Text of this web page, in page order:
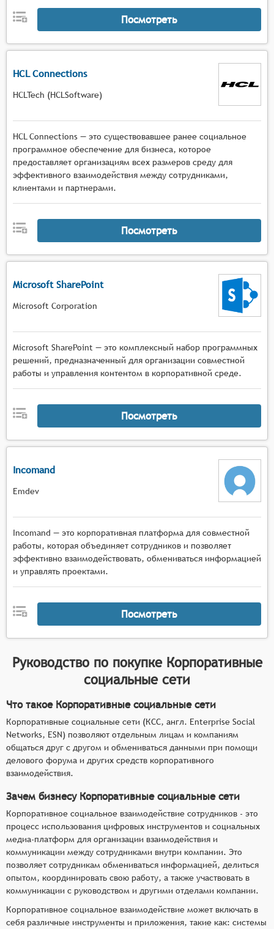
Посмотреть
HCL Connections
HCLTech (HCLSoftware)
HCL Connections — это существовавшее ранее социальное
программное обеспечение для бизнеса, которое
предоставляет организациям всех размеров среду для
эффективного взаимодействия между сотрудниками,
клиентами и партнерами.
Посмотреть
Microsoft SharePoint
Microsoft Corporation
Microsoft SharePoint — это комплексный набор программных
решений, предназначенный для организации совместной
работы и управления контентом в корпоративной среде.
Посмотреть
Incomand
Emdev
Incomand — это корпоративная платформа для совместной
работы, которая объединяет сотрудников и позволяет
эффективно взаимодействовать, обмениваться информацией
и управлять проектами.
Посмотреть
Руководство по покупке Корпоративные
социальные сети
Что такое Корпоративные социальные сети
Корпоративные социальные сети (КСС, англ. Enterprise Social
Networks, ESN) позволяют отдельным лицам и компаниям
общаться друг с другом и обмениваться данными при помощи
делового форума и других средств корпоративного
взаимодействия.
Зачем бизнесу Корпоративные социальные сети
Корпоративное социальное взаимодействие сотрудников - это
процесс использования цифровых инструментов и социальных
медиа-платформ для организации взаимодействия и
коммуникации между сотрудниками внутри компании. Это
позволяет сотрудникам обмениваться информацией, делиться
опытом, координировать свою работу, а также участвовать в
коммуникации с руководством и другими отделами компании.
Корпоративное социальное взаимодействие может включать в
себя различные инструменты и приложения, такие как: системы